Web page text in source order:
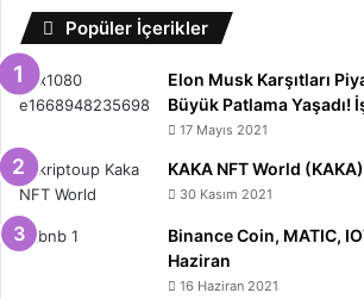
Popüler İçerikler
Elon Musk Karşıtları
Büyük Patlama Yaşadı!
17 Mayıs 2021
KAKA NFT World
30 Kasım 2021
Binance Coin, MATIC,
Haziran
16 Haziran 2021